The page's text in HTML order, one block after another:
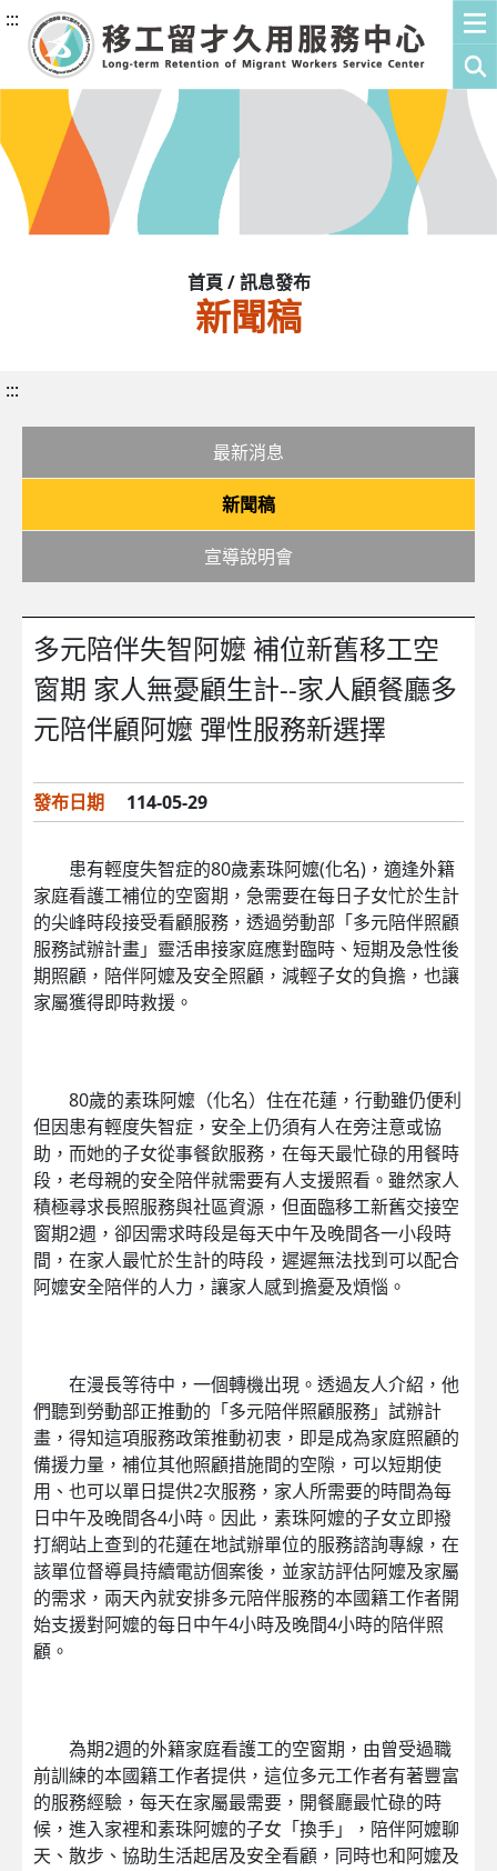
:::
首頁 / 訊息發布
新聞稿
:::
最新消息
新聞稿
宣導說明會
多元陪伴失智阿嬤 補位新舊移工空
窗期 家人無憂顧生計--家人顧餐廳多
元陪伴顧阿嬤 彈性服務新選擇
發布日期 114-05-29
患有輕度失智症的80歲素珠阿嬤(化名)，適逢外籍
家庭看護工補位的空窗期，急需要在每日子女忙於生計
的尖峰時段接受看顧服務，透過勞動部「多元陪伴照顧
服務試辦計畫」靈活串接家庭應對臨時、短期及急性後
期照顧，陪伴阿嬤及安全照顧，減輕子女的負擔，也讓
家屬獲得即時救援。
80歲的素珠阿嬤（化名）住在花蓮，行動雖仍便利
但因患有輕度失智症，安全上仍須有人在旁注意或協
助，而她的子女從事餐飲服務，在每天最忙碌的用餐時
段，老母親的安全陪伴就需要有人支援照看。雖然家人
積極尋求長照服務與社區資源，但面臨移工新舊交接空
窗期2週，卻因需求時段是每天中午及晚間各一小段時
間，在家人最忙於生計的時段，遲遲無法找到可以配合
阿嬤安全陪伴的人力，讓家人感到擔憂及煩惱。
在漫長等待中，一個轉機出現。透過友人介紹，他
們聽到勞動部正推動的「多元陪伴照顧服務」試辦計
畫，得知這項服務政策推動初衷，即是成為家庭照顧的
備援力量，補位其他照顧措施間的空隙，可以短期使
用、也可以單日提供2次服務，家人所需要的時間為每
日中午及晚間各4小時。因此，素珠阿嬤的子女立即撥
打網站上查到的花蓮在地試辦單位的服務諮詢專線，在
該單位督導員持續電訪個案後，並家訪評估阿嬤及家屬
的需求，兩天內就安排多元陪伴服務的本國籍工作者開
始支援對阿嬤的每日中午4小時及晚間4小時的陪伴照
顧。
為期2週的外籍家庭看護工的空窗期，由曾受過職
前訓練的本國籍工作者提供，這位多元工作者有著豐富
的服務經驗，每天在家屬最需要，開餐廳最忙碌的時
候，進入家裡和素珠阿嬤的子女「換手」，陪伴阿嬤聊
天、散步、協助生活起居及安全看顧，同時也和阿嬤及